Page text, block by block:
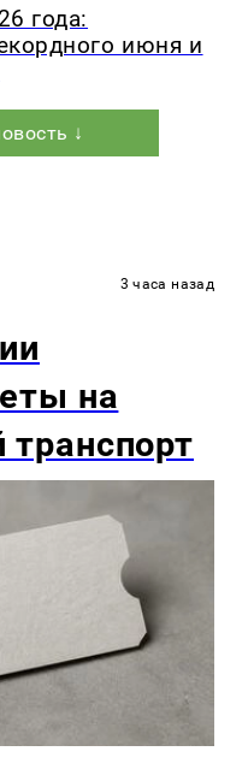
года:
июня и
↓
3 часа назад
на